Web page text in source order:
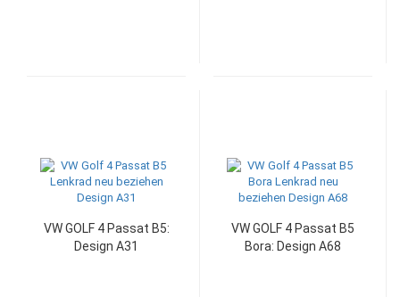
VW GOLF 4 Passat B5:
Design A31
VW GOLF 4 Passat B5
Bora: Design A68